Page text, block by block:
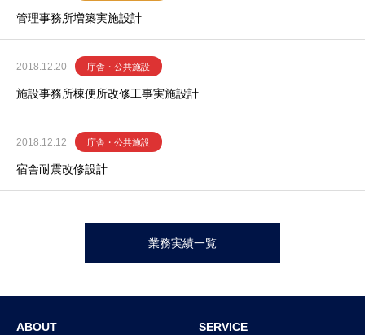
管理事務所増築実施設計
2018.12.20 庁舎・公共施設
施設事務所棟便所改修工事実施設計
2018.12.12 庁舎・公共施設
宿舎耐震改修設計
業務実績一覧
ABOUT SERVICE